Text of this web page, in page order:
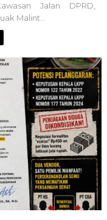
Jalan DPRD,
Malint...